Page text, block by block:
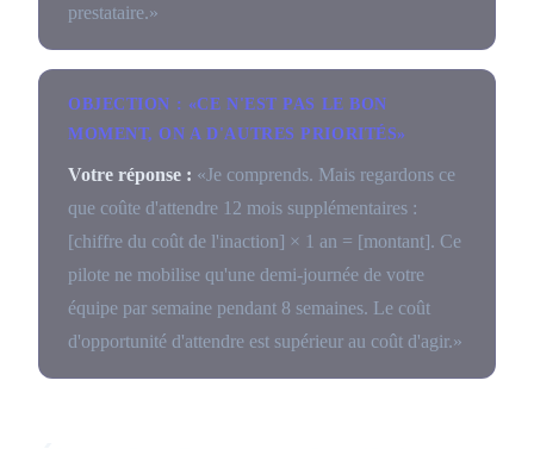
prestataire.»
OBJECTION : «CE N'EST PAS LE BON
MOMENT, ON A D'AUTRES PRIORITÉS»
Votre réponse : «Je comprends. Mais regardons ce
que coûte d'attendre 12 mois supplémentaires :
[chiffre du coût de l'inaction] × 1 an = [montant]. Ce
pilote ne mobilise qu'une demi-journée de votre
équipe par semaine pendant 8 semaines. Le coût
d'opportunité d'attendre est supérieur au coût d'agir.»